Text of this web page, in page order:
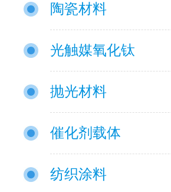
陶瓷材料
光触媒氧化钛
抛光材料
催化剂载体
纺织涂料